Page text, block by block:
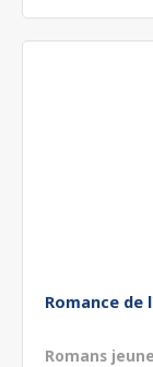
Romance de
Romans